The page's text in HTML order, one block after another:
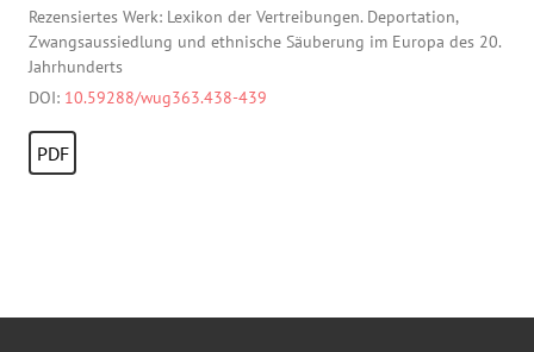
Rezensiertes Werk: Lexikon der Vertreibungen. Deportation,
Zwangsaussiedlung und ethnische Säuberung im Europa des 20.
Jahrhunderts
DOI: 10.59288/wug363.438-439
PDF